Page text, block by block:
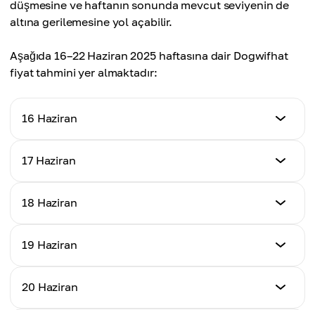
düşmesine ve haftanın sonunda mevcut seviyenin de
altına gerilemesine yol açabilir.
Aşağıda 16–22 Haziran 2025 haftasına dair Dogwifhat
fiyat tahmini yer almaktadır:
16 Haziran
Fiyat
Günlük Değişim
17 Haziran
Fiyat
Günlük Değişim
18 Haziran
Fiyat
Günlük Değişim
19 Haziran
Fiyat
20 Haziran